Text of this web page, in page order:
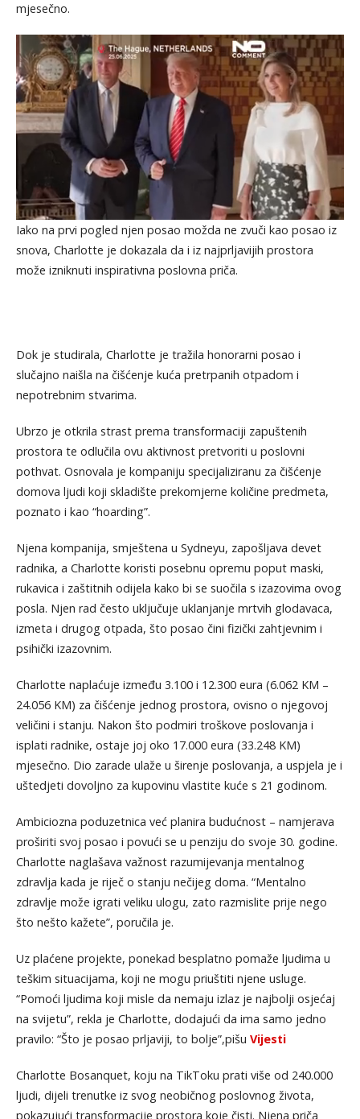
mjesečno.
Iako na prvi pogled njen posao možda ne zvuči kao posao iz
snova, Charlotte je dokazala da i iz najprljavijih prostora
može izniknuti inspirativna poslovna priča.
Dok je studirala, Charlotte je tražila honorarni posao i
slučajno naišla na čišćenje kuća pretrpanih otpadom i
nepotrebnim stvarima.
Ubrzo je otkrila strast prema transformaciji zapuštenih
prostora te odlučila ovu aktivnost pretvoriti u poslovni
pothvat. Osnovala je kompaniju specijaliziranu za čišćenje
domova ljudi koji skladište prekomjerne količine predmeta,
poznato i kao “hoarding”.
Njena kompanija, smještena u Sydneyu, zapošljava devet
radnika, a Charlotte koristi posebnu opremu poput maski,
rukavica i zaštitnih odijela kako bi se suočila s izazovima ovog
posla. Njen rad često uključuje uklanjanje mrtvih glodavaca,
izmeta i drugog otpada, što posao čini fizički zahtjevnim i
psihički izazovnim.
Charlotte naplaćuje između 3.100 i 12.300 eura (6.062 KM –
24.056 KM) za čišćenje jednog prostora, ovisno o njegovoj
veličini i stanju. Nakon što podmiri troškove poslovanja i
isplati radnike, ostaje joj oko 17.000 eura (33.248 KM)
mjesečno. Dio zarade ulaže u širenje poslovanja, a uspjela je i
uštedjeti dovoljno za kupovinu vlastite kuće s 21 godinom.
Ambiciozna poduzetnica već planira budućnost – namjerava
proširiti svoj posao i povući se u penziju do svoje 30. godine.
Charlotte naglašava važnost razumijevanja mentalnog
zdravlja kada je riječ o stanju nečijeg doma. “Mentalno
zdravlje može igrati veliku ulogu, zato razmislite prije nego
što nešto kažete”, poručila je.
Uz plaćene projekte, ponekad besplatno pomaže ljudima u
teškim situacijama, koji ne mogu priuštiti njene usluge.
“Pomoći ljudima koji misle da nemaju izlaz je najbolji osjećaj
na svijetu”, rekla je Charlotte, dodajući da ima samo jedno
pravilo: “Što je posao prljaviji, to bolje”,pišu Vijesti
Charlotte Bosanquet, koju na TikToku prati više od 240.000
ljudi, dijeli trenutke iz svog neobičnog poslovnog života,
pokazujući transformacije prostora koje čisti. Njena priča